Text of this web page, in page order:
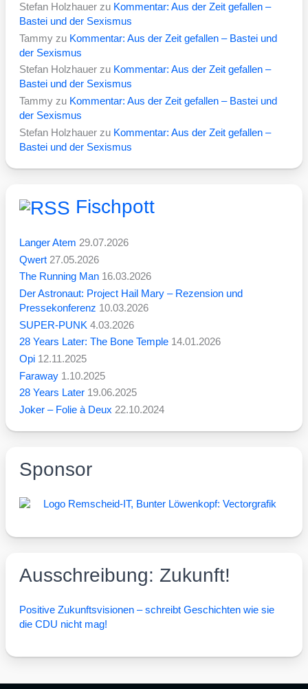
Stefan Holzhauer zu Kommentar: Aus der Zeit gefallen –
Bastei und der Sexismus
Tammy zu Kommentar: Aus der Zeit gefallen – Bastei und
der Sexismus
Stefan Holzhauer zu Kommentar: Aus der Zeit gefallen –
Bastei und der Sexismus
Tammy zu Kommentar: Aus der Zeit gefallen – Bastei und
der Sexismus
Stefan Holzhauer zu Kommentar: Aus der Zeit gefallen –
Bastei und der Sexismus
Fischpott
Langer Atem 29.07.2026
Qwert 27.05.2026
The Running Man 16.03.2026
Der Astronaut: Project Hail Mary – Rezension und
Pressekonferenz 10.03.2026
SUPER-PUNK 4.03.2026
28 Years Later: The Bone Temple 14.01.2026
Opi 12.11.2025
Faraway 1.10.2025
28 Years Later 19.06.2025
Joker – Folie à Deux 22.10.2024
Sponsor
Ausschreibung: Zukunft!
Posi­ti­ve Zukunfts­vi­sio­nen – schreibt Geschich­ten wie sie
die CDU nicht mag!